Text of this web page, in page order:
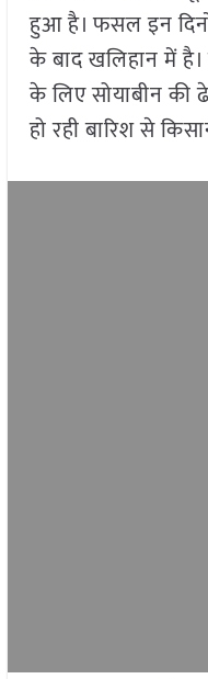
हुआ है। फसल इन
के बाद खलिहान में
के लिए सोयाबीन की
हो रही बारिश से